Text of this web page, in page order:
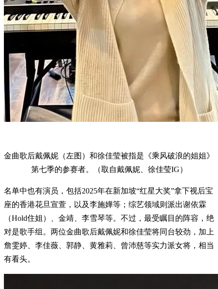
金曲歌后戴佩妮（左图）和徐佳莹被指是《乘风破浪的姐姐》
第七季的参赛者。（取自戴佩妮、徐佳莹IG）
名单中也有演员，包括2025年在新加坡“红星大奖”拿下视后宝
座的香港花旦宣萱，以及李施嬅等；综艺领域则派出谢依霖
（Hold住姐）、金靖、李雪琴等。不过，最受瞩目的阵容，绝
对是歌手组。两位金曲歌后戴佩妮和徐佳莹将同台较劲，加上
詹雯婷、李佳薇、郭静、黄雅莉、曾沛慈等实力派女将，相当
有看头。